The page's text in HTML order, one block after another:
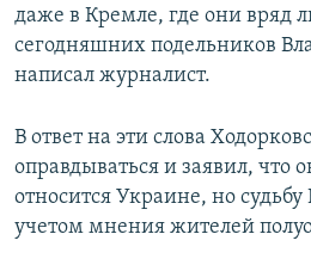
даже в Кремле, где они вряд
сегодняшних подельников
написал журналист.
В ответ на эти слова
оправдываться и заявил, что
относится Украине, но
учетом мнения жителей